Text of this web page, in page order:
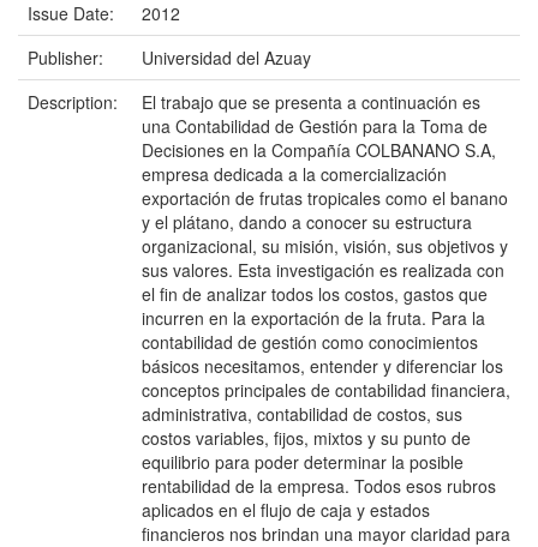
Issue Date:
2012
Publisher:
Universidad del Azuay
Description:
El trabajo que se presenta a continuación es
una Contabilidad de Gestión para la Toma de
Decisiones en la Compañía COLBANANO S.A,
empresa dedicada a la comercialización
exportación de frutas tropicales como el banano
y el plátano, dando a conocer su estructura
organizacional, su misión, visión, sus objetivos y
sus valores. Esta investigación es realizada con
el fin de analizar todos los costos, gastos que
incurren en la exportación de la fruta. Para la
contabilidad de gestión como conocimientos
básicos necesitamos, entender y diferenciar los
conceptos principales de contabilidad financiera,
administrativa, contabilidad de costos, sus
costos variables, fijos, mixtos y su punto de
equilibrio para poder determinar la posible
rentabilidad de la empresa. Todos esos rubros
aplicados en el flujo de caja y estados
financieros nos brindan una mayor claridad para